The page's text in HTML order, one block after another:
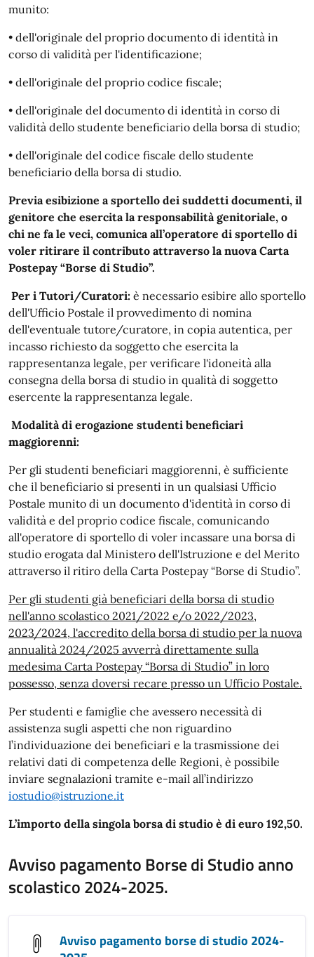
munito:
• dell'originale del proprio documento di identità in
corso di validità per l'identificazione;
• dell'originale del proprio codice fiscale;
• dell'originale del documento di identità in corso di
validità dello studente beneficiario della borsa di studio;
• dell'originale del codice fiscale dello studente
beneficiario della borsa di studio.
Previa esibizione a sportello dei suddetti documenti, il
genitore che esercita la responsabilità genitoriale, o
chi ne fa le veci, comunica all’operatore di sportello di
voler ritirare il contributo attraverso la nuova Carta
Postepay “Borse di Studio”.
Per i Tutori/Curatori: è necessario esibire allo sportello
dell'Ufficio Postale il provvedimento di nomina
dell'eventuale tutore/curatore, in copia autentica, per
incasso richiesto da soggetto che esercita la
rappresentanza legale, per verificare l'idoneità alla
consegna della borsa di studio in qualità di soggetto
esercente la rappresentanza legale.
Modalità di erogazione studenti beneficiari
maggiorenni:
Per gli studenti beneficiari maggiorenni, è sufficiente
che il beneficiario si presenti in un qualsiasi Ufficio
Postale munito di un documento d'identità in corso di
validità e del proprio codice fiscale, comunicando
all'operatore di sportello di voler incassare una borsa di
studio erogata dal Ministero dell'Istruzione e del Merito
attraverso il ritiro della Carta Postepay “Borse di Studio”.
Per gli studenti già beneficiari della borsa di studio
nell'anno scolastico 2021/2022 e/o 2022/2023,
2023/2024, l'accredito della borsa di studio per la nuova
annualità 2024/2025 avverrà direttamente sulla
medesima Carta Postepay “Borsa di Studio” in loro
possesso, senza doversi recare presso un Ufficio Postale.
Per studenti e famiglie che avessero necessità di
assistenza sugli aspetti che non riguardino
l’individuazione dei beneficiari e la trasmissione dei
relativi dati di competenza delle Regioni, è possibile
inviare segnalazioni tramite e-mail all’indirizzo
iostudio@istruzione.it
L’importo della singola borsa di studio è di euro 192,50.
Avviso pagamento Borse di Studio anno
scolastico 2024-2025.
Avviso pagamento borse di studio 2024-